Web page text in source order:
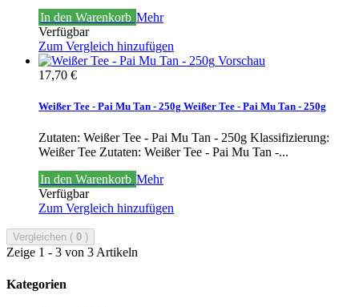
In den Warenkorb Mehr
Verfügbar
Zum Vergleich hinzufügen
Vorschau
17,70 €
Weißer Tee - Pai Mu Tan - 250g Weißer Tee - Pai Mu Tan - 250g
Zutaten: Weißer Tee - Pai Mu Tan - 250g Klassifizierung:
Weißer Tee Zutaten: Weißer Tee - Pai Mu Tan -...
In den Warenkorb Mehr
Verfügbar
Zum Vergleich hinzufügen
Vergleichen ( 0 )
Zeige 1 - 3 von 3 Artikeln
Kategorien